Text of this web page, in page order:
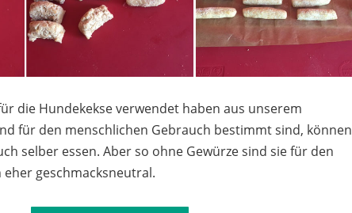
die Hundekekse verwendet haben aus unserem
für den menschlichen Gebrauch bestimmt sind, können
selber essen. Aber so ohne Gewürze sind sie für den
geschmacksneutral.